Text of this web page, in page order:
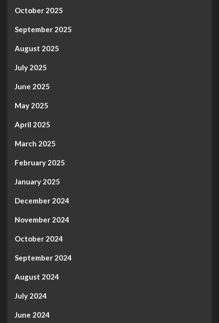
October 2025
September 2025
August 2025
July 2025
June 2025
May 2025
April 2025
March 2025
February 2025
January 2025
December 2024
November 2024
October 2024
September 2024
August 2024
July 2024
June 2024